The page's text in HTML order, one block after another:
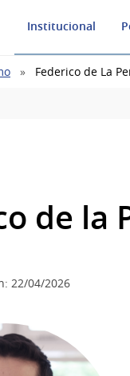
Institucional
Federico de La
de la
22/04/2026